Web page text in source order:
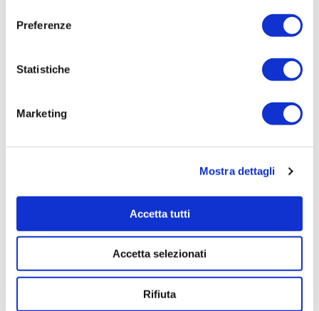
Preferenze
Statistiche
Marketing
Mostra dettagli
Accetta tutti
Accetta selezionati
Rifiuta
Tempi di completamento:
Importo Liquidato: